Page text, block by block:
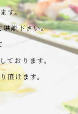
す。
堪能下さい。
ております。
頂けます。